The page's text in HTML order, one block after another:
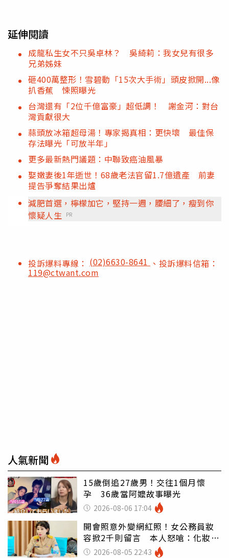
延伸閱讀
成龍私生女不只吳卓林？ 吳綺莉：我女兒有很多
兄弟姊妹
砸400萬整形！雪碧動「15次大手術」頭皮掀開...像
扒香蕉 悚照曝光
台灣還有「2位千億富豪」超低調！ 謝金河：對台
灣貢獻很大
蒜頭放冰箱超母湯！專家揭真相：更快壞 最佳保
存法曝光「可放半年」
更多最新熱門議題：中聯致癌油風暴
娶嫩妻後1年逝世！68歲老法官留1.7億遺產 前妻
提告爭奪結果出爐
減肥首選，檸檬加它，堅持一週，腰細了，瘦到你
懷疑人生 PR
投訴爆料專線： (02)6630-8641 、投訴爆料信箱：
119@ctwant.com
人氣新聞
15歲倒追27歲男！交往1個月懷
孕 36歲當阿嬤故事曝光
2026-08-06 17:04
開會照意外變網紅照！女公務員妝
容掀2千則留言 本人怒嗆：化妝有
錯嗎2026-08-05 22:43